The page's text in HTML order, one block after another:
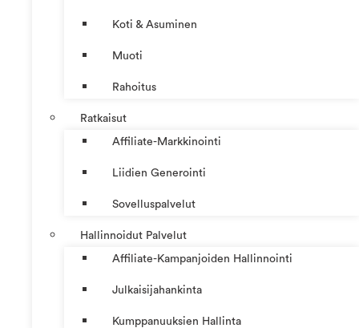
Koti & Asuminen
Muoti
Rahoitus
Ratkaisut
Affiliate-Markkinointi
Liidien Generointi
Sovelluspalvelut
Hallinnoidut Palvelut
Affiliate-Kampanjoiden Hallinnointi
Julkaisijahankinta
Kumppanuuksien Hallinta